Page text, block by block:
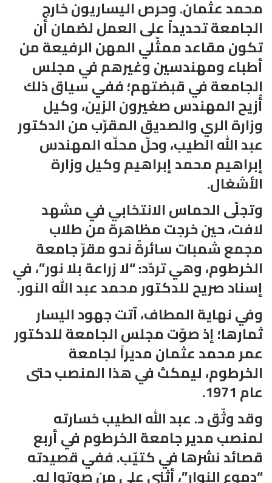
محمد عثمان. وحرص اليساريون خارج
الجامعة تحديداً على العمل لضمان أن
تكون مقاعد ممثّلي المهن الرفيعة من
أطباء ومهندسين وغيرهم في مجلس
الجامعة في قبضتهم؛ ففي سياق ذلك
أُزيح المهندس صغيرون الزين، وكيل
وزارة الري والصديق المقرّب من الدكتور
عبد الله الطيب، وحلّ محلّه المهندس
إبراهيم محمد إبراهيم وكيل وزارة
الأشغال.
وتجلّى الحماس الانتخابي في مشهد
لافت، حين خرجت مظاهرة من طلاب
مجمع شمبات سائرةً نحو مقرّ جامعة
الخرطوم، وهي تردّد: “لا زراعة بلا نور”، في
إسناد صريح للدكتور محمد عبد الله النور.
وفي نهاية المطاف، آتت جهود اليسار
ثمارها؛ إذ صوّت مجلس الجامعة للدكتور
عمر محمد عثمان مديراً لجامعة
الخرطوم، ليمكث في هذا المنصب حتى
عام 1971.
وقد وثّق د. عبد الله الطيب خسارته
لمنصب مدير جامعة الخرطوم في أربع
قصائد نشرها في كتيّب. ففي قصيدته
“دموع النوار”، أثنى على من صوتوا له.